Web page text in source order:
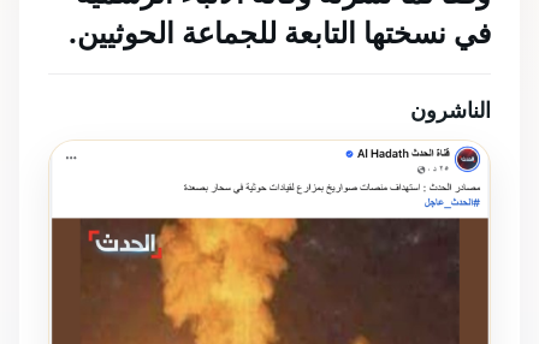
في نسختها التابعة للجماعة الحوثيين.
الناشرون